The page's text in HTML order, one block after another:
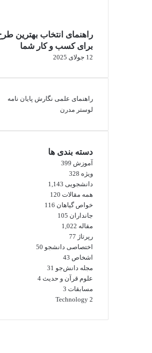
راهنمای انتخاب بهترین
برای کسب و کار شما
12 جولای 2025
راهنمای علمی نگارش پایان نامه
لوستر مدرن
دسته بندی ها
آموزش 399
ویژه 328
دانشجویی 1,143
همه مقالات 120
خواص گیاهان 116
جانداران 105
مقاله 1,022
رپرتاژ 77
اختصاصی دانشجو 50
اشخاص 43
مجله دانش‌جو 31
علوم قرآن و حدیث 4
مسابقات 3
Technology 2